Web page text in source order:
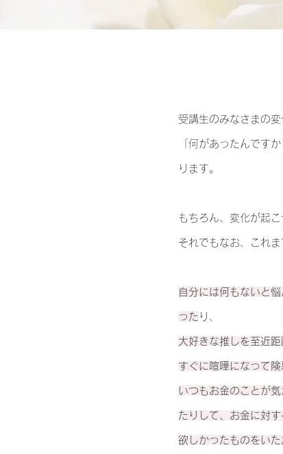
受講生のみなさまの変
「何があったんです
ります。
もちろん、変化が起
それでもなお、これ
自分には何もないと悩
った り、
大好きな推しを至近
すぐに喧嘩になって
いつもお金のことが
たりして、お金に対
欲しかったものをい